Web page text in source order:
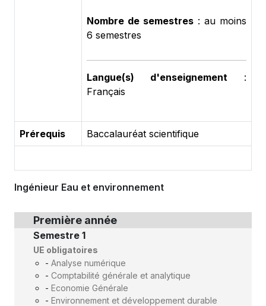
Nombre de semestres : au moins
6 semestres
Langue(s) d'enseignement :
Français
Prérequis Baccalauréat scientifique
Ingénieur Eau et environnement
Première année
Semestre 1
UE obligatoires
- Analyse numérique
- Comptabilité générale et analytique
- Economie Générale
- Environnement et développement durable